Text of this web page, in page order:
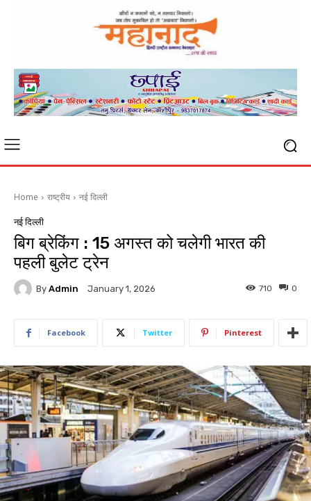
Home राष्ट्रीय नई दिल्ली
नई दिल्ली
बिग ब्रेकिंग : 15 अगस्त को चलेगी भारत की
पहली बुलेट ट्रेन
By Admin January 1, 2026 0
710
Facebook Twitter Pinterest